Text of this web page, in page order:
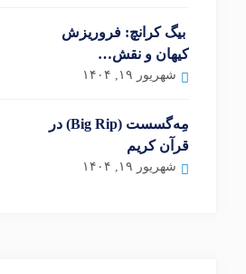
بیگ کرانچ: فروریزش
کیهان و نقش…
شهریور ۱۹, ۱۴۰۴
مِه‌گسست (Big Rip) در
قرآن کریم
شهریور ۱۹, ۱۴۰۴